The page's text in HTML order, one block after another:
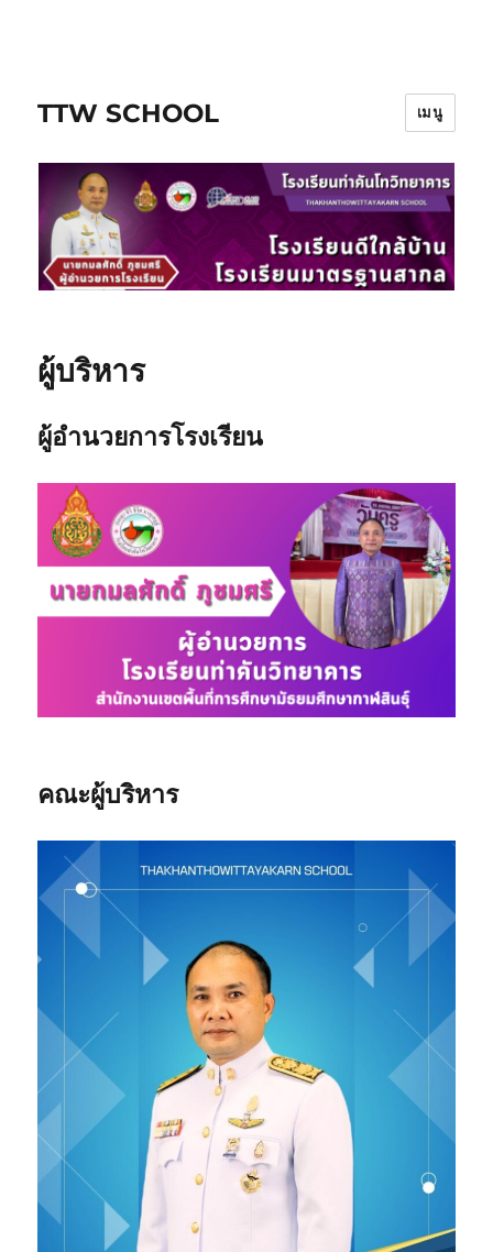
บทความ
TTW SCHOOL เมนู
ผู้บริหาร
ผู้อำนวยการโรงเรียน
คณะผู้บริหาร